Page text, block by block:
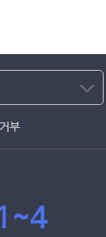
부